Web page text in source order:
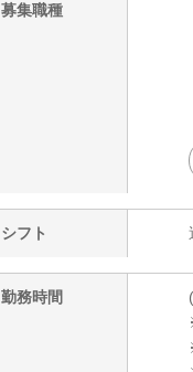
募集職種
シフト
勤務時間